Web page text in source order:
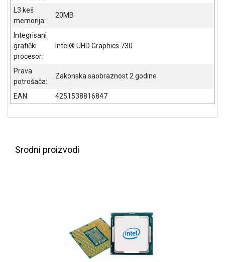
BAŠTA
OUTLET
KRIPTO
IGRAČKE
L3 keš
memorija:
20MB
Integrisani
grafički
procesor:
Intel® UHD Graphics 730
Prava
potrošača:
Zakonska saobraznost 2 godine
EAN: 4251538816847
Srodni proizvodi